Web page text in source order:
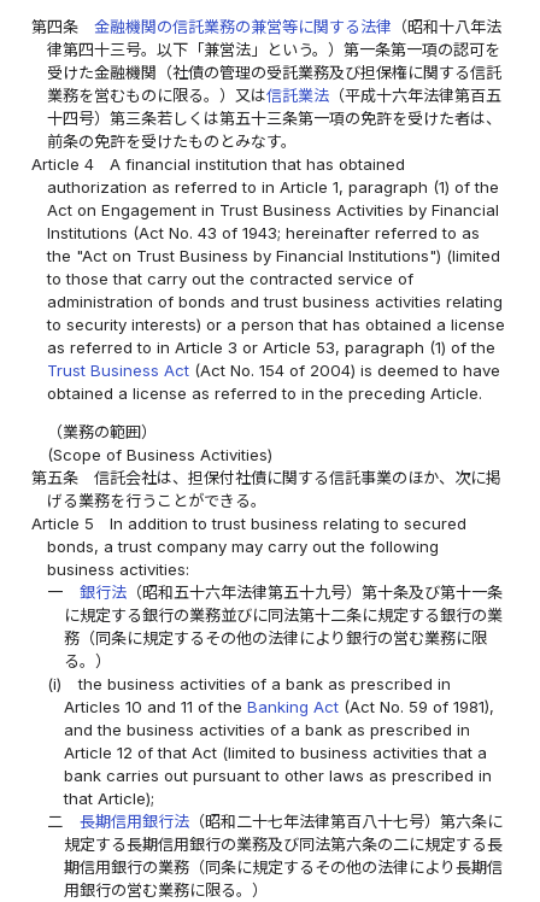
第四条 金融機関の信託業務の兼営等に関する法律 （昭和十八年法
律第四十三号。以下「兼営法」という。）第一条第一項の認可を
受けた金融機関（社債の管理の受託業務及び担保権に関する信託
業務を営むものに限る。）又は信託業法 （平成十六年法律第百五
十四号）第三条若しくは第五十三条第一項の免許を受けた者は、
前条の免許を受けたものとみなす。
Article 4
A financial institution that has obtained
authorization as referred to in Article 1, paragraph (1) of the
Act on Engagement in Trust Business Activities by Financial
Institutions (Act No. 43 of 1943; hereinafter referred to as
the "Act on Trust Business by Financial Institutions") (limited
to those that carry out the contracted service of
administration of bonds and trust business activities relating
to security interests) or a person that has obtained a license
as referred to in Article 3 or Article 53, paragraph (1) of the
Trust Business Act (Act No. 154 of 2004) is deemed to have
obtained a license as referred to in the preceding Article.
（業務の範囲）
(Scope of Business Activities)
第五条
信託会社は、担保付社債に関する信託事業のほか、次に掲
げる業務を行うことができる。
Article 5
In addition to trust business relating to secured
bonds, a trust company may carry out the following
business activities:
一
銀行法（昭和五十六年法律第五十九号）第十条及び第十一条
に規定する銀行の業務並びに同法第十二条に規定する銀行の業
務（同条に規定するその他の法律により銀行の営む業務に限
る。）
(i)
the business activities of a bank as prescribed in
Articles 10 and 11 of the Banking Act(Act No. 59 of 1981),
and the business activities of a bank as prescribed in
Article 12 of that Act (limited to business activities that a
bank carries out pursuant to other laws as prescribed in
that Article);
二
長期信用銀行法（昭和二十七年法律第百八十七号）第六条に
規定する長期信用銀行の業務及び同法第六条の二に規定する長
期信用銀行の業務（同条に規定するその他の法律により長期信
用銀行の営む業務に限る。）